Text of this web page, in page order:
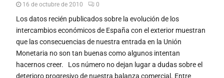
16 de octubre de 2010 0
Los datos recién publicados sobre la evolución de los
intercambios económicos de España con el exterior muestran
que las consecuencias de nuestra entrada en la Unión
Monetaria no son tan buenas como algunos intentan
hacernos creer. Los número no dejan lugar a dudas sobre el
deterioro progresivo de nuestra balanza comercial. Entre